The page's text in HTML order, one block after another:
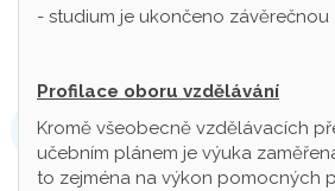
- studium je ukončeno závěrečnou
Profilace oboru vzdělávání
Kromě všeobecně vzdělávacích
učebním plánem je výuka
to zejména na výkon pomocných